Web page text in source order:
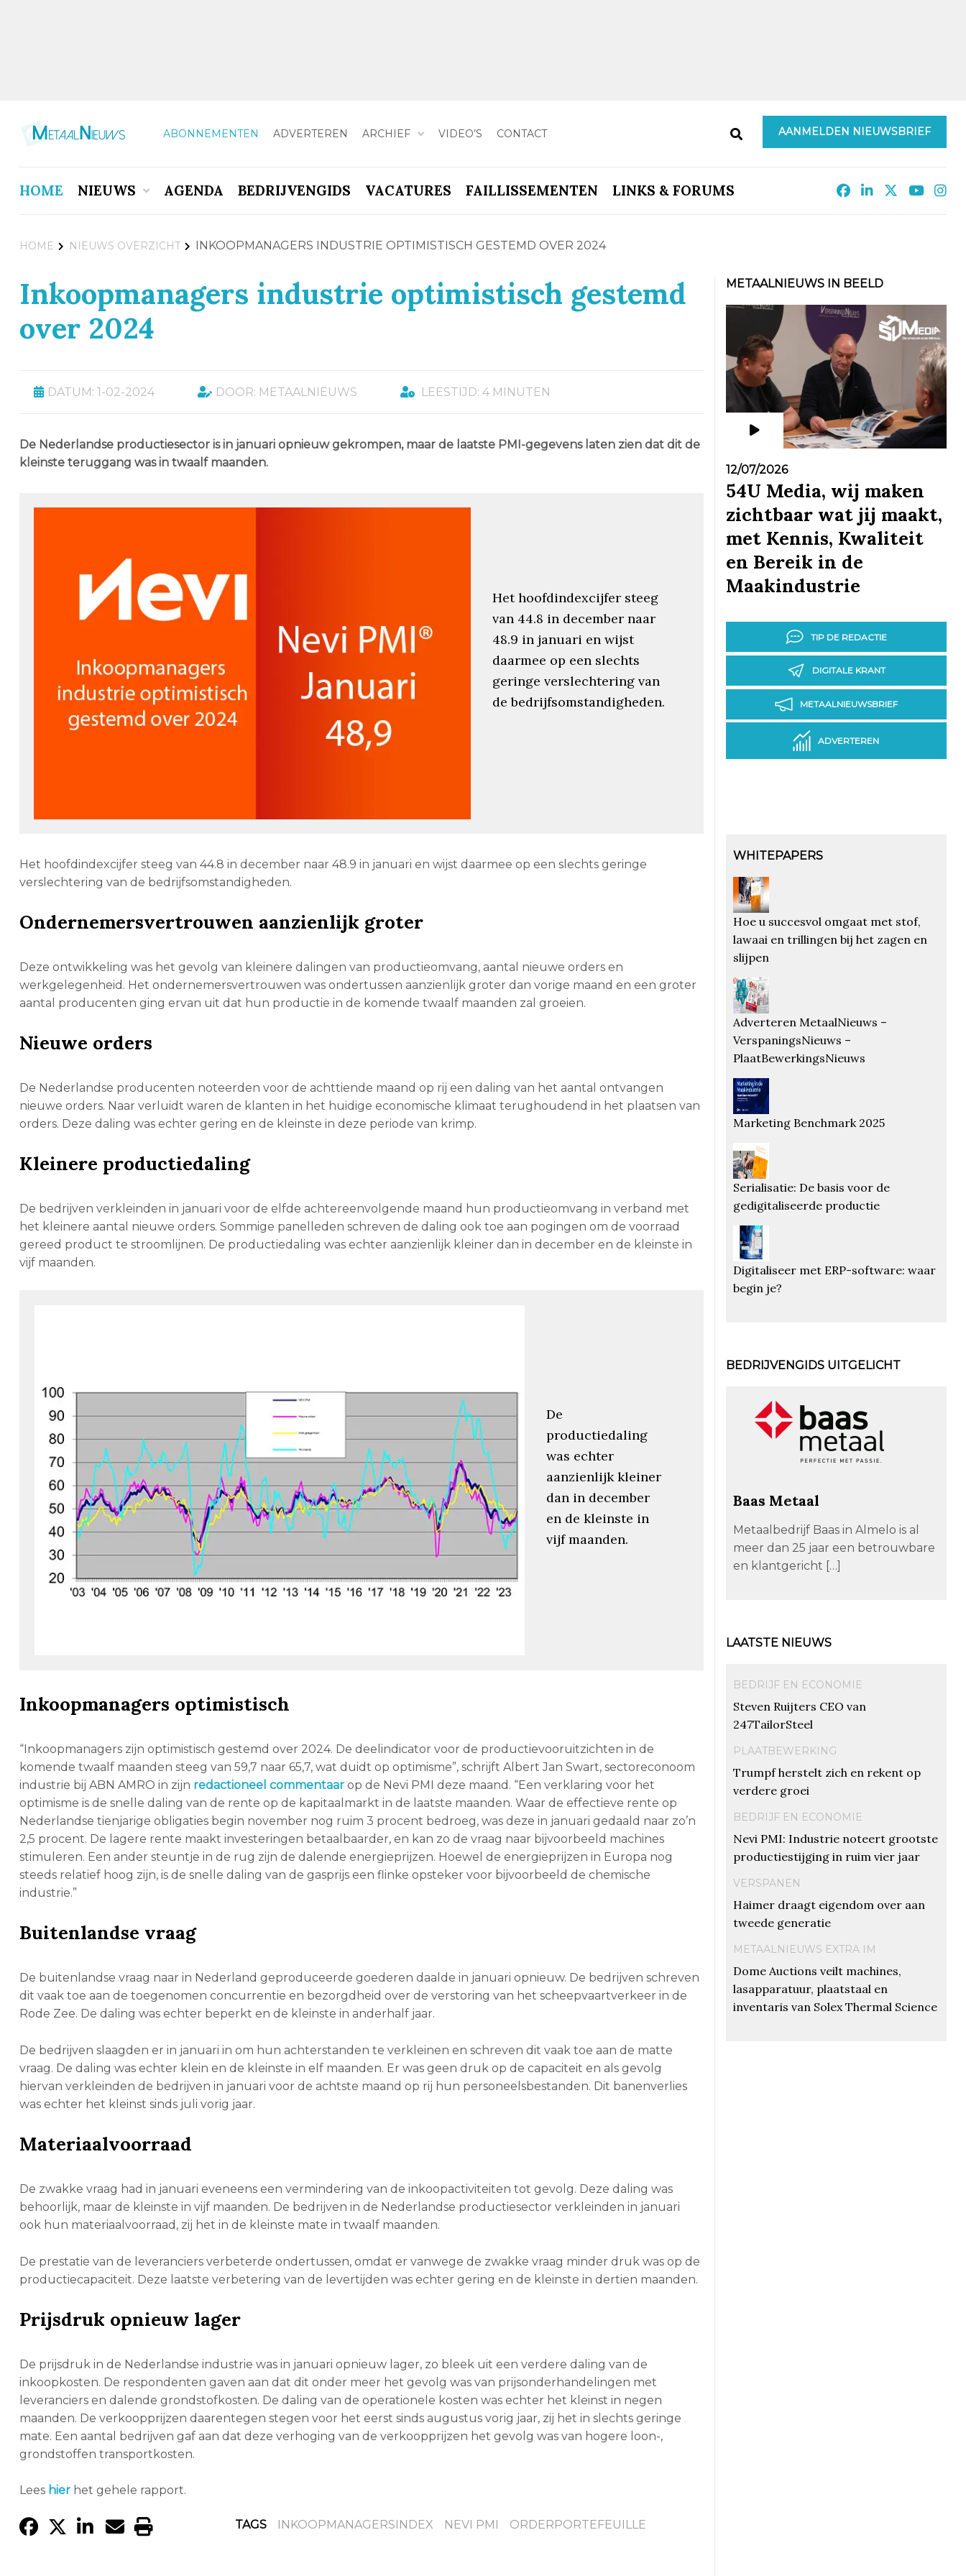
ABONNEMENTEN ADVERTEREN ARCHIEF VIDEO’S CONTACT AANMELDEN NIEUWSBRIEF
HOME NIEUWS AGENDA BEDRIJVENGIDS VACATURES FAILLISSEMENTEN LINKS & FORUMS
HOME NIEUWS OVERZICHT INKOOPMANAGERS INDUSTRIE OPTIMISTISCH GESTEMD OVER 2024
Inkoopmanagers industrie optimistisch gestemd
over 2024
DATUM: 1-02-2024 DOOR: METAALNIEUWS LEESTIJD: 4 MINUTEN
De Nederlandse productiesector is in januari opnieuw gekrompen, maar de laatste PMI-gegevens laten zien dat dit de
kleinste teruggang was in twaalf maanden.
Het hoofdindexcijfer steeg
van 44.8 in december naar
48.9 in januari en wijst
daarmee op een slechts
geringe verslechtering van
de bedrijfsomstandigheden.
Het hoofdindexcijfer steeg van 44.8 in december naar 48.9 in januari en wijst daarmee op een slechts geringe
verslechtering van de bedrijfsomstandigheden.
Ondernemersvertrouwen aanzienlijk groter
Deze ontwikkeling was het gevolg van kleinere dalingen van productieomvang, aantal nieuwe orders en
werkgelegenheid. Het ondernemersvertrouwen was ondertussen aanzienlijk groter dan vorige maand en een groter
aantal producenten ging ervan uit dat hun productie in de komende twaalf maanden zal groeien.
Nieuwe orders
De Nederlandse producenten noteerden voor de achttiende maand op rij een daling van het aantal ontvangen
nieuwe orders. Naar verluidt waren de klanten in het huidige economische klimaat terughoudend in het plaatsen van
orders. Deze daling was echter gering en de kleinste in deze periode van krimp.
Kleinere productiedaling
De bedrijven verkleinden in januari voor de elfde achtereenvolgende maand hun productieomvang in verband met
het kleinere aantal nieuwe orders. Sommige panelleden schreven de daling ook toe aan pogingen om de voorraad
gereed product te stroomlijnen. De productiedaling was echter aanzienlijk kleiner dan in december en de kleinste in
vijf maanden.
De
productiedaling
was echter
aanzienlijk kleiner
dan in december
en de kleinste in
vijf maanden.
Inkoopmanagers optimistisch
“Inkoopmanagers zijn optimistisch gestemd over 2024. De deelindicator voor de productievooruitzichten in de
komende twaalf maanden steeg van 59,7 naar 65,7, wat duidt op optimisme”, schrijft Albert Jan Swart, sectoreconoom
industrie bij ABN AMRO in zijn redactioneel commentaarop de Nevi PMI deze maand. “Een verklaring voor het
optimisme is de snelle daling van de rente op de kapitaalmarkt in de laatste maanden. Waar de effectieve rente op
Nederlandse tienjarige obligaties begin november nog ruim 3 procent bedroeg, was deze in januari gedaald naar zo’n
2,5 procent. De lagere rente maakt investeringen betaalbaarder, en kan zo de vraag naar bijvoorbeeld machines
stimuleren. Een ander steuntje in de rug zijn de dalende energieprijzen. Hoewel de energieprijzen in Europa nog
steeds relatief hoog zijn, is de snelle daling van de gasprijs een flinke opsteker voor bijvoorbeeld de chemische
industrie.”
Buitenlandse vraag
De buitenlandse vraag naar in Nederland geproduceerde goederen daalde in januari opnieuw. De bedrijven schreven
dit vaak toe aan de toegenomen concurrentie en bezorgdheid over de verstoring van het scheepvaartverkeer in de
Rode Zee. De daling was echter beperkt en de kleinste in anderhalf jaar.
De bedrijven slaagden er in januari in om hun achterstanden te verkleinen en schreven dit vaak toe aan de matte
vraag. De daling was echter klein en de kleinste in elf maanden. Er was geen druk op de capaciteit en als gevolg
hiervan verkleinden de bedrijven in januari voor de achtste maand op rij hun personeelsbestanden. Dit banenverlies
was echter het kleinst sinds juli vorig jaar.
Materiaalvoorraad
De zwakke vraag had in januari eveneens een vermindering van de inkoopactiviteiten tot gevolg. Deze daling was
behoorlijk, maar de kleinste in vijf maanden. De bedrijven in de Nederlandse productiesector verkleinden in januari
ook hun materiaalvoorraad, zij het in de kleinste mate in twaalf maanden.
De prestatie van de leveranciers verbeterde ondertussen, omdat er vanwege de zwakke vraag minder druk was op de
productiecapaciteit. Deze laatste verbetering van de levertijden was echter gering en de kleinste in dertien maanden.
Prijsdruk opnieuw lager
De prijsdruk in de Nederlandse industrie was in januari opnieuw lager, zo bleek uit een verdere daling van de
inkoopkosten. De respondenten gaven aan dat dit onder meer het gevolg was van prijsonderhandelingen met
leveranciers en dalende grondstofkosten. De daling van de operationele kosten was echter het kleinst in negen
maanden. De verkoopprijzen daarentegen stegen voor het eerst sinds augustus vorig jaar, zij het in slechts geringe
mate. Een aantal bedrijven gaf aan dat deze verhoging van de verkoopprijzen het gevolg was van hogere loon-,
grondstoffen transportkosten.
Lees hierhet gehele rapport.
TAGS INKOOPMANAGERSINDEX NEVI PMI ORDERPORTEFEUILLE
METAALNIEUWS IN BEELD
12/07/2026
54U Media, wij maken
zichtbaar wat jij maakt,
met Kennis, Kwaliteit
en Bereik in de
Maakindustrie
TIP DE REDACTIE
DIGITALE KRANT
METAALNIEUWSBRIEF
ADVERTEREN
WHITEPAPERS
Hoe u succesvol omgaat met stof,
lawaai en trillingen bij het zagen en
slijpen
Adverteren MetaalNieuws –
VerspaningsNieuws –
PlaatBewerkingsNieuws
Marketing Benchmark 2025
Serialisatie: De basis voor de
gedigitaliseerde productie
Digitaliseer met ERP-software: waar
begin je?
BEDRIJVENGIDS UITGELICHT
Baas Metaal
Metaalbedrijf Baas in Almelo is al
meer dan 25 jaar een betrouwbare
en klantgericht […]
LAATSTE NIEUWS
BEDRIJF EN ECONOMIE
Steven Ruijters CEO van
247TailorSteel
PLAATBEWERKING
Trumpf herstelt zich en rekent op
verdere groei
BEDRIJF EN ECONOMIE
Nevi PMI: Industrie noteert grootste
productiestijging in ruim vier jaar
VERSPANEN
Haimer draagt eigendom over aan
tweede generatie
METAALNIEUWS EXTRA IM
Dome Auctions veilt machines,
lasapparatuur, plaatstaal en
inventaris van Solex Thermal Science